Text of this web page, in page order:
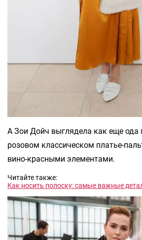
А Зои Дойч выглядела как еще ода
розовом классическом платье-
вино-красными элементами.
Читайте также:
Как носить полоску: самые важные